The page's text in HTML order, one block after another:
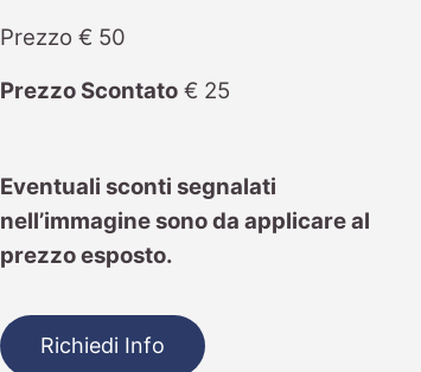
Prezzo € 50
Prezzo Scontato€ 25
Eventuali sconti segnalati
nell’immagine sono da applicare al
prezzo esposto.
Richiedi Info